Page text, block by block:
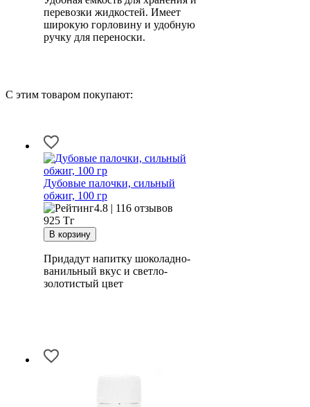
перевозки жидкостей. Имеет
широкую горловину и удобную
ручку для переноски.
С этим товаром покупают:
Дубовые палочки, сильный
обжиг, 100 гр
4.8 | 116 отзывов
925 Тг
Придадут напитку шоколадно-
ванильный вкус и светло-
золотистый цвет